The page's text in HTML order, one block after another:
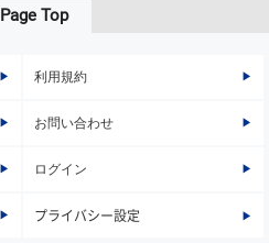
Page Top
利用規約
お問い合わせ
ログイン
プライバシー設定